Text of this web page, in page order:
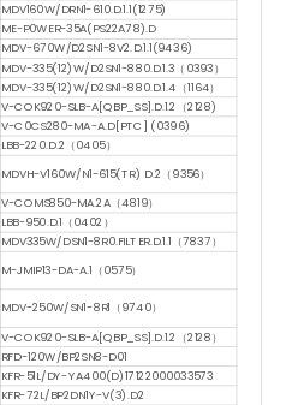
MDV160W/DRN1-610.D.1.1(1275)
ME-P0WER-35A(PS22A78).D
MDV-670W/D2SN1-8V2.D.1.1(9436)
MDV-335(12)W/D2SN1-880.D.1.3（0393）
MDV-335(12)W/D2SN1-880.D.1.4（1164）
V-COK920-SLB-A[QBP_SS].D.1.2（2128)
V-C0CS280-MA-A.D[PTC] (0396)
LBB-220.D.2（0405）
MDVH-V160W/N1-615(TR) D.2（9356）
V-COMS850-MA.2A（4819）
LBB-950.D.1（0402）
MDV335W/DSN1-8R0.FILTER.D.1.1（7837）
M-JMIP13-DA-A.1（0575）
MDV-250W/SN1-8R1（9740）
V-COK920-SLB-A[QBP_SS].D.1.2（2128）
RFD-120W/BP2SN8-D01
KFR-51L/DY-YA400(D)17122000033573
KFR-72L/BP2DN1Y-V(3).D2